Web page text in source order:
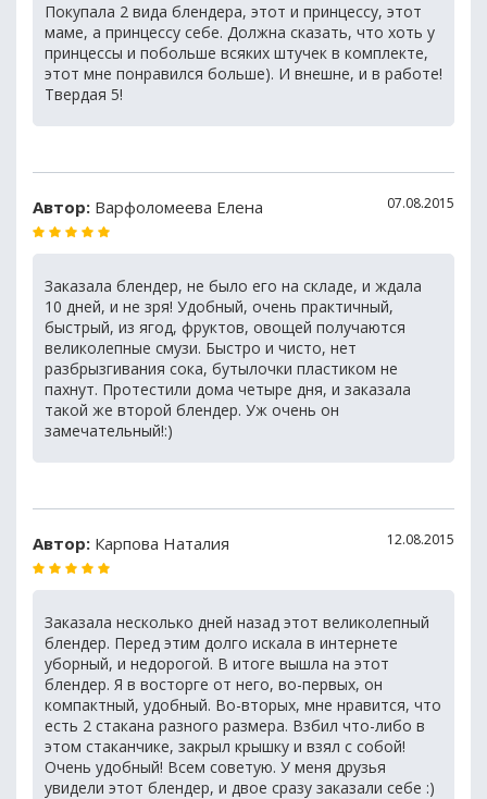
Покупала 2 вида блендера, этот и принцессу, этот
маме, а принцессу себе. Должна сказать, что хоть у
принцессы и побольше всяких штучек в комплекте,
этот мне понравился больше). И внешне, и в работе!
Твердая 5!
Автор: Варфоломеева Елена 07.08.2015
Заказала блендер, не было его на складе, и ждала
10 дней, и не зря! Удобный, очень практичный,
быстрый, из ягод, фруктов, овощей получаются
великолепные смузи. Быстро и чисто, нет
разбрызгивания сока, бутылочки пластиком не
пахнут. Протестили дома четыре дня, и заказала
такой же второй блендер. Уж очень он
замечательный!:)
Автор: Карпова Наталия 12.08.2015
Заказала несколько дней назад этот великолепный
блендер. Перед этим долго искала в интернете
уборный, и недорогой. В итоге вышла на этот
блендер. Я в восторге от него, во-первых, он
компактный, удобный. Во-вторых, мне нравится, что
есть 2 стакана разного размера. Взбил что-либо в
этом стаканчике, закрыл крышку и взял с собой!
Очень удобный! Всем советую. У меня друзья
увидели этот блендер, и двое сразу заказали себе :)